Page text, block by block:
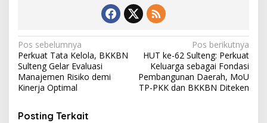
N
a
v
i
g
Pos sebelumnya
Perkuat Tata Kelola, BKKBN
Sulteng Gelar Evaluasi
Manajemen Risiko demi
Kinerja Optimal
Pos berikutnya
HUT ke-62 Sulteng: Perkuat
Keluarga sebagai Fondasi
Pembangunan Daerah, MoU
TP-PKK dan BKKBN Diteken
Posting Terkait